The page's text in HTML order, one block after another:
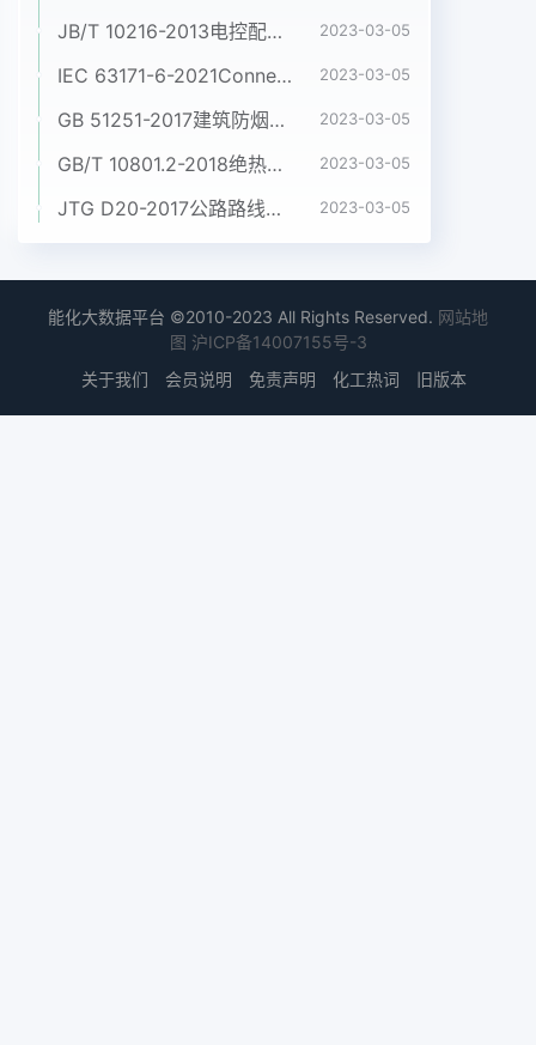
JB/T 10216-2013电控配电用电缆桥架 2023-03-05
IEC 63171-6-2021Connectors for electrical and electronic equipment - Part 6: Detail specification for 2-way and 4-way (data/power), shielded, free and fixed connectors for power and data transmission with frequencies up to 600 MHz 2023-03-05
GB 51251-2017建筑防烟排烟系统技术标准 2023-03-05
GB/T 10801.2-2018绝热用挤塑聚苯乙烯泡沫塑料(XPS) 2023-03-05
JTG D20-2017公路路线设计规范 2023-03-05
能化大数据平台 ©2010-2023 All Rights Reserved. 网站地
图 沪ICP备14007155号-3
关于我们
会员说明 免责声明 化工热词 旧版本